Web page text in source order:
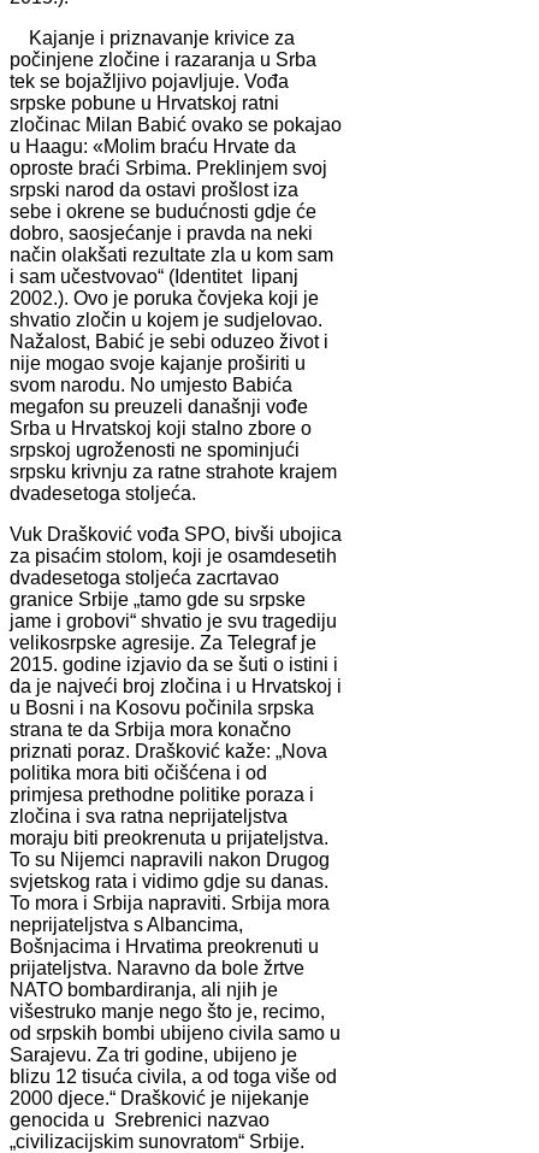
Kajanje i priznavanje krivice za
počinjene zločine i razaranja u Srba
tek se bojažljivo pojavljuje. Vođa
srpske pobune u Hrvatskoj ratni
zločinac Milan Babić ovako se pokajao
u Haagu: «Molim braću Hrvate da
oproste braći Srbima. Preklinjem svoj
srpski narod da ostavi prošlost iza
sebe i okrene se budućnosti gdje će
dobro, saosjećanje i pravda na neki
način olakšati rezultate zla u kom sam
i sam učestvovao“ (Identitet lipanj
2002.). Ovo je poruka čovjeka koji je
shvatio zločin u kojem je sudjelovao.
Nažalost, Babić je sebi oduzeo život i
nije mogao svoje kajanje proširiti u
svom narodu. No umjesto Babića
megafon su preuzeli današnji vođe
Srba u Hrvatskoj koji stalno zbore o
srpskoj ugroženosti ne spominjući
srpsku krivnju za ratne strahote krajem
dvadesetoga stoljeća.
Vuk Drašković vođa SPO, bivši ubojica
za pisaćim stolom, koji je osamdesetih
dvadesetoga stoljeća zacrtavao
granice Srbije „tamo gde su srpske
jame i grobovi“ shvatio je svu tragediju
velikosrpske agresije. Za Telegraf je
2015. godine izjavio da se šuti o istini i
da je najveći broj zločina i u Hrvatskoj i
u Bosni i na Kosovu počinila srpska
strana te da Srbija mora konačno
priznati poraz. Drašković kaže: „Nova
politika mora biti očišćena i od
primjesa prethodne politike poraza i
zločina i sva ratna neprijateljstva
moraju biti preokrenuta u prijateljstva.
To su Nijemci napravili nakon Drugog
svjetskog rata i vidimo gdje su danas.
To mora i Srbija napraviti. Srbija mora
neprijateljstva s Albancima,
Bošnjacima i Hrvatima preokrenuti u
prijateljstva. Naravno da bole žrtve
NATO bombardiranja, ali njih je
višestruko manje nego što je, recimo,
od srpskih bombi ubijeno civila samo u
Sarajevu. Za tri godine, ubijeno je
blizu 12 tisuća civila, a od toga više od
2000 djece.“ Drašković je nijekanje
genocida u Srebrenici nazvao
„civilizacijskim sunovratom“ Srbije.